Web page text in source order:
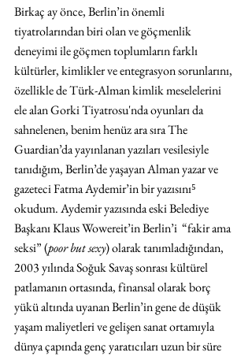
Birkaç ay önce, Berlin’in önemli
tiyatrolarından biri olan ve göçmenlik
deneyimi ile göçmen toplumların farklı
kültürler, kimlikler ve entegrasyon sorunlarını,
özellikle de Türk-Alman kimlik meselelerini
ele alan Gorki Tiyatrosu'nda oyunları da
sahnelenen, benim henüz ara sıra The
Guardian’da yayınlanan yazıları vesilesiyle
tanıdığım, Berlin’de yaşayan Alman yazar ve
gazeteci Fatma Aydemir’in bir yazısını⁵
okudum. Aydemir yazısında eski Belediye
Başkanı Klaus Wowereit’in Berlin’i  “fakir ama
seksi” (poor but sexy) olarak tanımladığından,
2003 yılında Soğuk Savaş sonrası kültürel
patlamanın ortasında, finansal olarak borç
yükü altında uyanan Berlin’in gene de düşük
yaşam maliyetleri ve gelişen sanat ortamıyla
dünya çapında genç yaratıcıları uzun bir süre